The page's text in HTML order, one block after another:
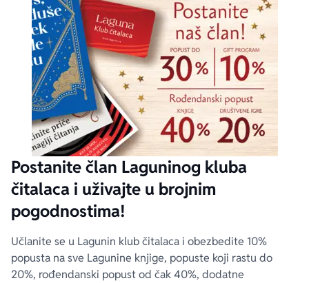
Postanite član Laguninog kluba
čitalaca i uživajte u brojnim
pogodnostima!
Učlanite se u Lagunin klub čitalaca i obezbedite 10%
popusta na sve Lagunine knjige, popuste koji rastu do
20%, rođendanski popust od čak 40%, dodatne